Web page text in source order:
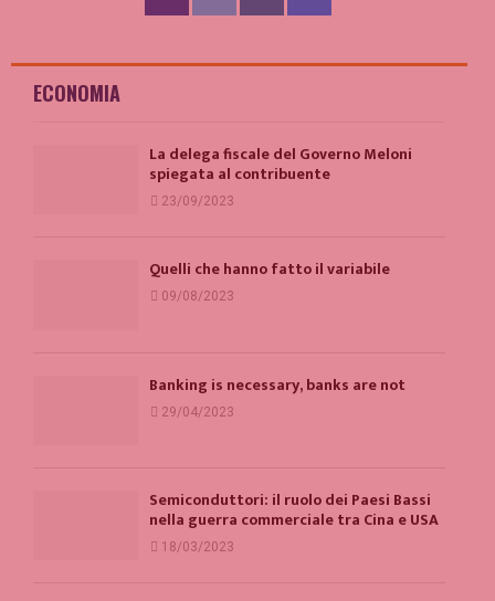
ECONOMIA
La delega fiscale del Governo Meloni
spiegata al contribuente
23/09/2023
Quelli che hanno fatto il variabile
09/08/2023
Banking is necessary, banks are not
29/04/2023
Semiconduttori: il ruolo dei Paesi Bassi
nella guerra commerciale tra Cina e USA
18/03/2023